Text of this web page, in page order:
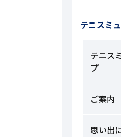
テニスミ
テニス
プ
ご案内
思い出